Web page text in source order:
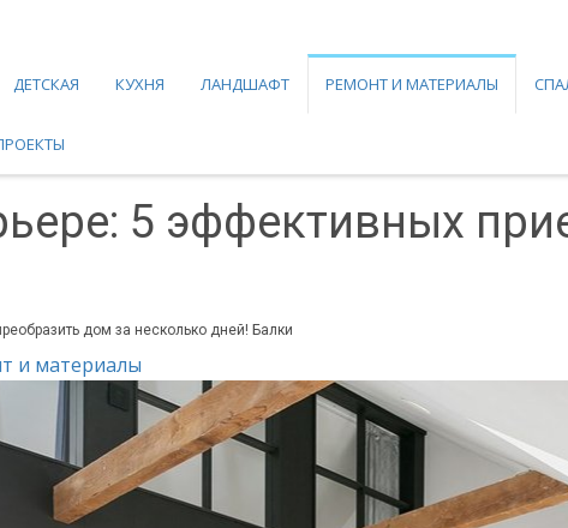
ДЕТСКАЯ КУХНЯ ЛАНДШАФТ РЕМОНТ И МАТЕРИАЛЫ
5 эффективных
дом за несколько дней! Балки
и материалы